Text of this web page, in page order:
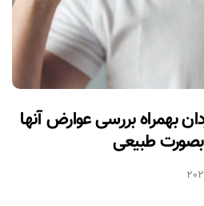
بهمراه بررسی عوارض آنها
بصورت طبیعی